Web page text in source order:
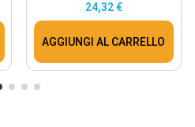
24,32 €
AGGIUNGI AL CARRELLO